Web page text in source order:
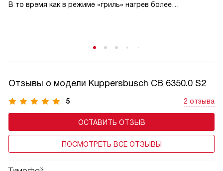
В то время как в режиме «гриль» нагрев более
Отзывы о модели Kuppersbusch CB 6350.0 S2
5 2 отзыва
ОСТАВИТЬ ОТЗЫВ
ПОСМОТРЕТЬ ВСЕ ОТЗЫВЫ